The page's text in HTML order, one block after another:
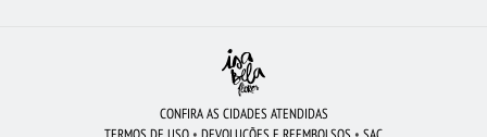
FLORICULTURA SANTO ANDRÉ
BUQUÊ DE ROSAS VERMELHAS
CONFIRA AS CIDADES ATENDIDAS